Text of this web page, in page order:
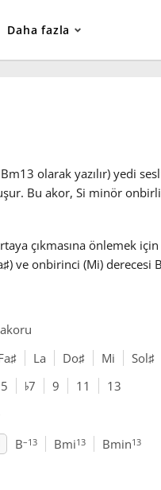
Daha fazla
olarak yazılır) yedi
Bu akor, Si minör
çıkmasına önlemek
♯) ve onbirinci (Mi) derecesi
♯ La Do♯ Mi Sol♯
5 ♭7 9 11 13
B–13 Bmi13 Bmin13